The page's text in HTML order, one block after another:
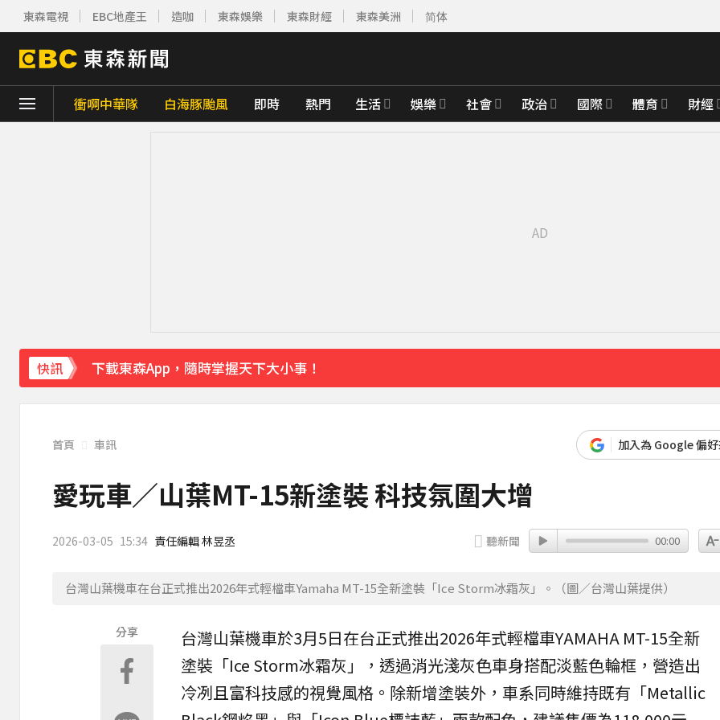
東森電視 EBC地產王 造咖 東森娛樂 東森財經 東森美洲 简体
衝啊中華隊 白海豚颱風 即時 熱門 生活 娛樂 社會 政治 國際 體育 財經
快訊
下載東森App，隨時掌握天下大小事！
《理財達人秀》X 安聯投信免費講座報名中！搶先卡位 2027
首頁 車訊 加入為 Google 偏
愛玩車／山葉MT-15新塗裝 科技氛圍大增
2026-03-05 15:34 責任編輯 林昱丞 聽新聞 00:00
台灣山葉機車在台正式推出2026年式輕檔車Yamaha MT-15全新塗裝「Ice Storm冰霜灰」。（圖／台灣山葉提供）
分享 台灣山葉機車於3月5日在台正式推出2026年式輕檔車YAMAHA MT-15全新
塗裝「Ice Storm冰霜灰 」，透過消光淺灰色車身搭配淡藍色輪框，營造出
冷冽且富科技感的視覺風格。除新增塗裝外，車系同時維持既有「Metallic